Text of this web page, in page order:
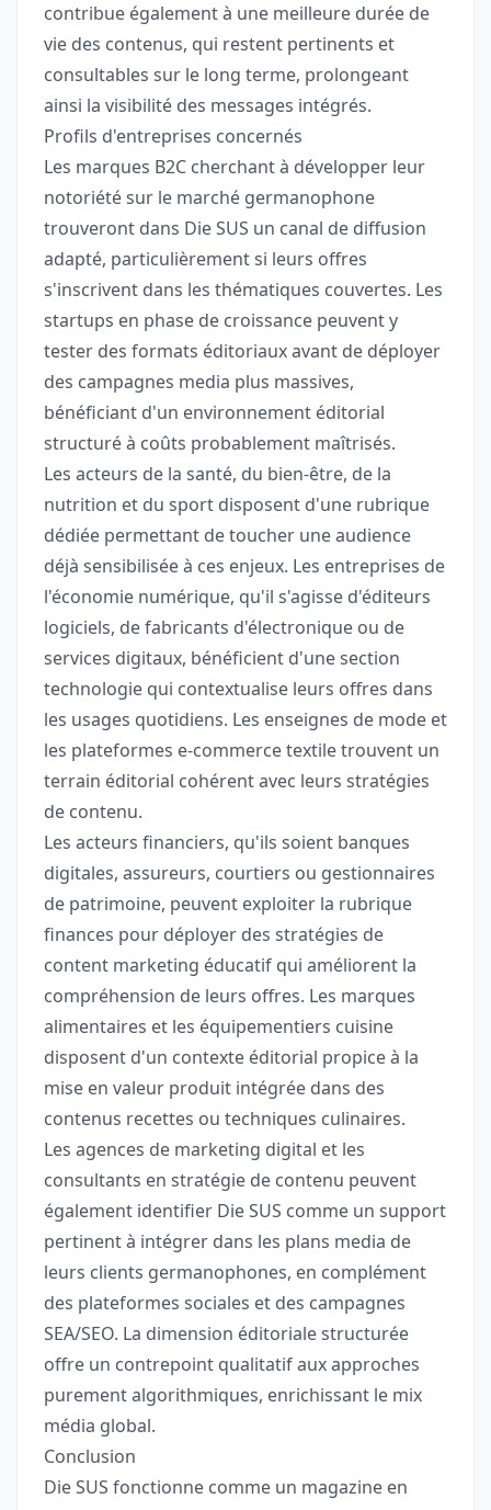
contribue également à une meilleure durée de
vie des contenus, qui restent pertinents et
consultables sur le long terme, prolongeant
ainsi la visibilité des messages intégrés.
Profils d'entreprises concernés
Les marques B2C cherchant à développer leur
notoriété sur le marché germanophone
trouveront dans Die SUS un canal de diffusion
adapté, particulièrement si leurs offres
s'inscrivent dans les thématiques couvertes. Les
startups en phase de croissance peuvent y
tester des formats éditoriaux avant de déployer
des campagnes media plus massives,
bénéficiant d'un environnement éditorial
structuré à coûts probablement maîtrisés.
Les acteurs de la santé, du bien-être, de la
nutrition et du sport disposent d'une rubrique
dédiée permettant de toucher une audience
déjà sensibilisée à ces enjeux. Les entreprises de
l'économie numérique, qu'il s'agisse d'éditeurs
logiciels, de fabricants d'électronique ou de
services digitaux, bénéficient d'une section
technologie qui contextualise leurs offres dans
les usages quotidiens. Les enseignes de mode et
les plateformes e-commerce textile trouvent un
terrain éditorial cohérent avec leurs stratégies
de contenu.
Les acteurs financiers, qu'ils soient banques
digitales, assureurs, courtiers ou gestionnaires
de patrimoine, peuvent exploiter la rubrique
finances pour déployer des stratégies de
content marketing éducatif qui améliorent la
compréhension de leurs offres. Les marques
alimentaires et les équipementiers cuisine
disposent d'un contexte éditorial propice à la
mise en valeur produit intégrée dans des
contenus recettes ou techniques culinaires.
Les agences de marketing digital et les
consultants en stratégie de contenu peuvent
également identifier Die SUS comme un support
pertinent à intégrer dans les plans media de
leurs clients germanophones, en complément
des plateformes sociales et des campagnes
SEA/SEO. La dimension éditoriale structurée
offre un contrepoint qualitatif aux approches
purement algorithmiques, enrichissant le mix
média global.
Conclusion
Die SUS fonctionne comme un magazine en